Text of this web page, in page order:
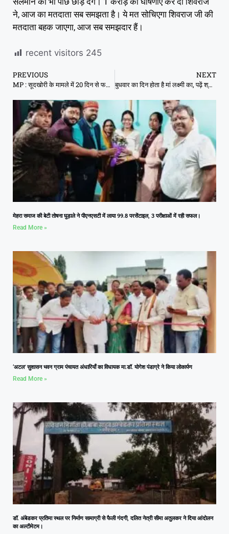
ने, आज का मतदाता सब समझता है। ये मत सोचिएगा शिवराज जी की
मतदाता बहक जाएगा, आज सब समझदार हैं।
recent visitors 245
PREVIOUS
MP : सूदखोरी के मामले में 20 दिन से फरार भाजपा मंडल अध्यक्ष, फरार आरोपियों पर 5-5 हजार इनाम
NEXT
बुधवार का दिन होता है मां लक्ष्मी का, पढ़ें श्री लक्ष्मी सूक्त का हिन्दी अनुवाद
मेहरा समाज की बेटी तोषना घुड़ाले ने पीएनएसटी में लाया 99.8 परसेंटाइल, 3 परीक्षाओं में रही सफल।
Read More »
‘अटल’ सुशासन भवन ग्राम पंचायत अंधारियाँ का विधायक मा.डॉ. योगेश पंडाग्रे ने किया लोकार्पण
Read More »
डॉ. अंबेडकर प्रतिमा स्थल पर निर्माण सामाग्री से फैली गंदगी, दलित नेत्री सीमा अतुलकर ने दिया आंदोलन
का अल्टीमेटम।